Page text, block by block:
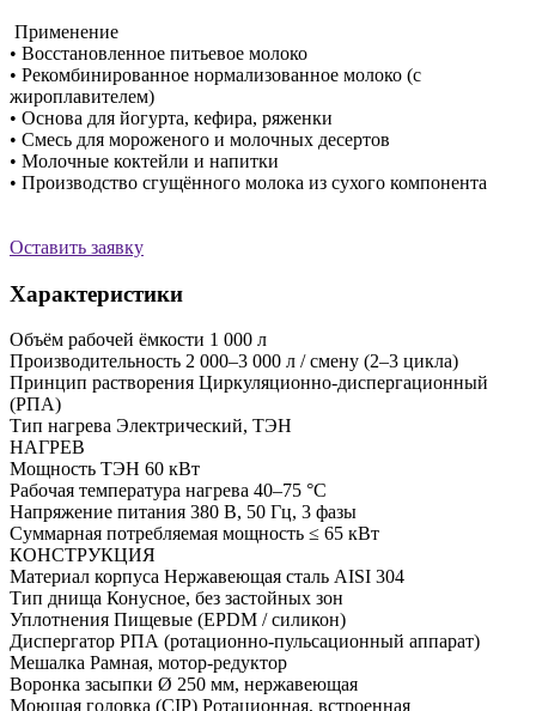
Применение
• Восстановленное питьевое молоко
• Рекомбинированное нормализованное молоко (с
жироплавителем)
• Основа для йогурта, кефира, ряженки
• Смесь для мороженого и молочных десертов
• Молочные коктейли и напитки
• Производство сгущённого молока из сухого компонента
Оставить заявку
Характеристики
Объём рабочей ёмкости 1 000 л
Производительность 2 000–3 000 л / смену (2–3 цикла)
Принцип растворения Циркуляционно-диспергационный
(РПА)
Тип нагрева Электрический, ТЭН
НАГРЕВ
Мощность ТЭН 60 кВт
Рабочая температура нагрева 40–75 °С
Напряжение питания 380 В, 50 Гц, 3 фазы
Суммарная потребляемая мощность ≤ 65 кВт
КОНСТРУКЦИЯ
Материал корпуса Нержавеющая сталь AISI 304
Тип днища Конусное, без застойных зон
Уплотнения Пищевые (EPDM / силикон)
Диспергатор РПА (ротационно-пульсационный аппарат)
Мешалка Рамная, мотор-редуктор
Воронка засыпки Ø 250 мм, нержавеющая
Моющая головка (CIP) Ротационная, встроенная